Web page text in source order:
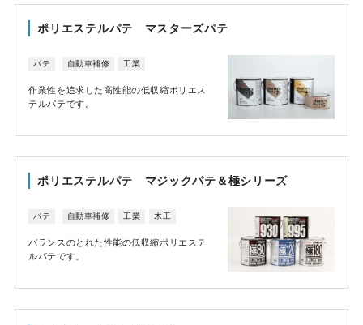
ポリエステルパテ マスターズパテ
パテ 自動車補修 工業
作業性を追求した高性能の低収縮ポリエス
テルパテです。
ポリエステルパテ マジックパテ＆極シリーズ
パテ 自動車補修 工業 木工
バランスのとれた性能の低収縮ポリエステ
ルパテです。